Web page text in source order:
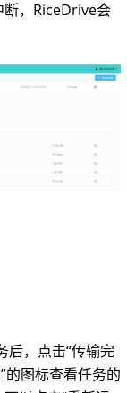
，RiceDrive会
，点击“传输完
的图标查看任务的